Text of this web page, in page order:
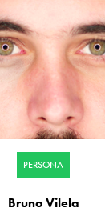
PERSONA
Bruno Vilela